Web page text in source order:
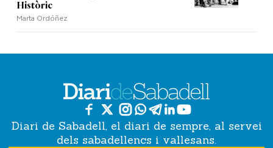
Històric
Marta Ordóñez
Diari de Sabadell, el diari de sempre, al servei
dels sabadellencs i vallesans.